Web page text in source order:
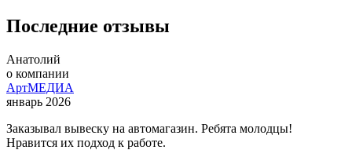
Последние отзывы
Анатолий
о компании
АртМЕДИА
январь 2026
Заказывал вывеску на автомагазин. Ребята молодцы!
Нравится их подход к работе.